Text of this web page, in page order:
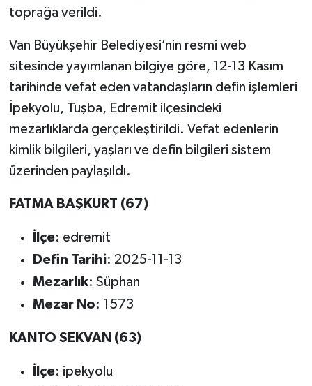
toprağa verildi.
Van Büyükşehir Belediyesi’nin resmi web
sitesinde yayımlanan bilgiye göre, 12-13 Kasım
tarihinde vefat eden vatandaşların defin işlemleri
İpekyolu, Tuşba, Edremit ilçesindeki
mezarlıklarda gerçekleştirildi. Vefat edenlerin
kimlik bilgileri, yaşları ve defin bilgileri sistem
üzerinden paylaşıldı.
FATMA BAŞKURT (67)
İlçe: edremit
Defin Tarihi: 2025-11-13
Mezarlık: Süphan
Mezar No: 1573
KANTO SEKVAN (63)
İlçe: ipekyolu